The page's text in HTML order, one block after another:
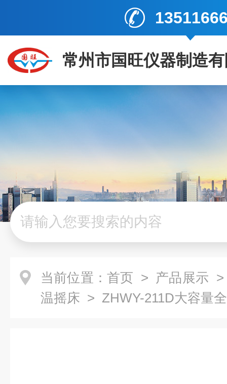
常州市国旺仪器制造
当前位置： 首页 > 产品展示
温摇床 > ZHWY-211D大容量